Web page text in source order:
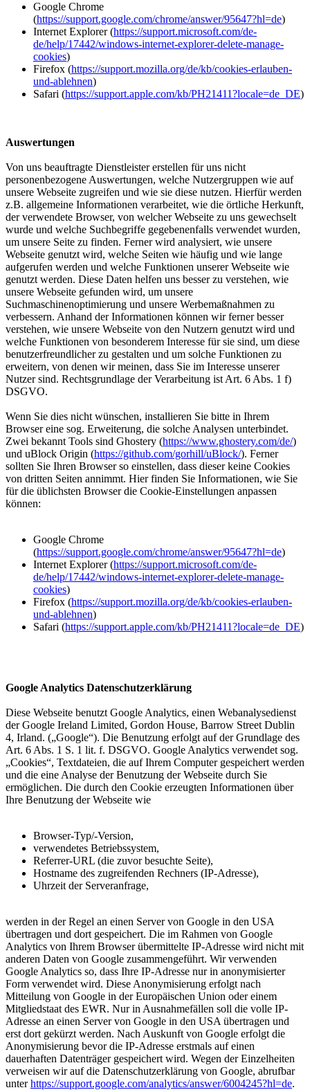
Google Chrome
(https://support.google.com/chrome/answer/95647?hl=de)
Internet Explorer (https://support.microsoft.com/de-
de/help/17442/windows-internet-explorer-delete-manage-
cookies)
Firefox (https://support.mozilla.org/de/kb/cookies-erlauben-
und-ablehnen)
Safari (https://support.apple.com/kb/PH21411?locale=de_DE)
Auswertungen
Von uns beauftragte Dienstleister erstellen für uns nicht
personenbezogene Auswertungen, welche Nutzergruppen wie auf
unsere Webseite zugreifen und wie sie diese nutzen. Hierfür werden
z.B. allgemeine Informationen verarbeitet, wie die örtliche Herkunft,
der verwendete Browser, von welcher Webseite zu uns gewechselt
wurde und welche Suchbegriffe gegebenenfalls verwendet wurden,
um unsere Seite zu finden. Ferner wird analysiert, wie unsere
Webseite genutzt wird, welche Seiten wie häufig und wie lange
aufgerufen werden und welche Funktionen unserer Webseite wie
genutzt werden. Diese Daten helfen uns besser zu verstehen, wie
unsere Webseite gefunden wird, um unsere
Suchmaschinenoptimierung und unsere Werbemaßnahmen zu
verbessern. Anhand der Informationen können wir ferner besser
verstehen, wie unsere Webseite von den Nutzern genutzt wird und
welche Funktionen von besonderem Interesse für sie sind, um diese
benutzerfreundlicher zu gestalten und um solche Funktionen zu
erweitern, von denen wir meinen, dass Sie im Interesse unserer
Nutzer sind. Rechtsgrundlage der Verarbeitung ist Art. 6 Abs. 1 f)
DSGVO.
Wenn Sie dies nicht wünschen, installieren Sie bitte in Ihrem
Browser eine sog. Erweiterung, die solche Analysen unterbindet.
Zwei bekannt Tools sind Ghostery (https://www.ghostery.com/de/)
und uBlock Origin (https://github.com/gorhill/uBlock/). Ferner
sollten Sie Ihren Browser so einstellen, dass dieser keine Cookies
von dritten Seiten annimmt. Hier finden Sie Informationen, wie Sie
für die üblichsten Browser die Cookie-Einstellungen anpassen
können:
Google Chrome
(https://support.google.com/chrome/answer/95647?hl=de)
Internet Explorer (https://support.microsoft.com/de-
de/help/17442/windows-internet-explorer-delete-manage-
cookies)
Firefox (https://support.mozilla.org/de/kb/cookies-erlauben-
und-ablehnen)
Safari (https://support.apple.com/kb/PH21411?locale=de_DE)
Google Analytics Datenschutzerklärung
Diese Webseite benutzt Google Analytics, einen Webanalysedienst
der Google Ireland Limited, Gordon House, Barrow Street Dublin
4, Irland. („Google“). Die Benutzung erfolgt auf der Grundlage des
Art. 6 Abs. 1 S. 1 lit. f. DSGVO. Google Analytics verwendet sog.
„Cookies“, Textdateien, die auf Ihrem Computer gespeichert werden
und die eine Analyse der Benutzung der Webseite durch Sie
ermöglichen. Die durch den Cookie erzeugten Informationen über
Ihre Benutzung der Webseite wie
Browser-Typ/-Version,
verwendetes Betriebssystem,
Referrer-URL (die zuvor besuchte Seite),
Hostname des zugreifenden Rechners (IP-Adresse),
Uhrzeit der Serveranfrage,
werden in der Regel an einen Server von Google in den USA
übertragen und dort gespeichert. Die im Rahmen von Google
Analytics von Ihrem Browser übermittelte IP-Adresse wird nicht mit
anderen Daten von Google zusammengeführt. Wir verwenden
Google Analytics so, dass Ihre IP-Adresse nur in anonymisierter
Form verwendet wird. Diese Anonymisierung erfolgt nach
Mitteilung von Google in der Europäischen Union oder einem
Mitgliedstaat des EWR. Nur in Ausnahmefällen soll die volle IP-
Adresse an einen Server von Google in den USA übertragen und
erst dort gekürzt werden. Nach Auskunft von Google erfolgt die
Anonymisierung bevor die IP-Adresse erstmals auf einen
dauerhaften Datenträger gespeichert wird. Wegen der Einzelheiten
verweisen wir auf die Datenschutzerklärung von Google, abrufbar
unterhttps://support.google.com/analytics/answer/6004245?hl=de.